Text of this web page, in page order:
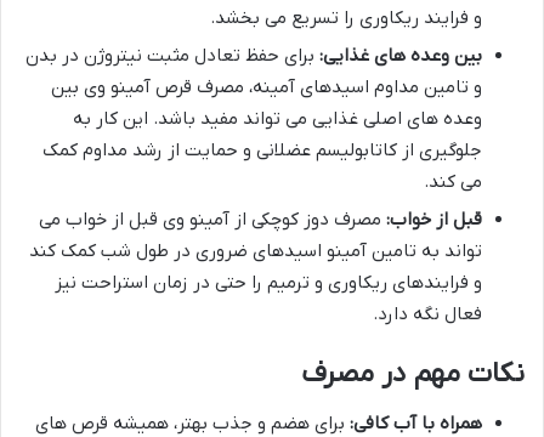
و فرایند ریکاوری را تسریع می بخشد.
بین وعده های غذایی: برای حفظ تعادل مثبت نیتروژن در بدن
و تامین مداوم اسیدهای آمینه، مصرف قرص آمینو وی بین
وعده های اصلی غذایی می تواند مفید باشد. این کار به
جلوگیری از کاتابولیسم عضلانی و حمایت از رشد مداوم کمک
می کند.
قبل از خواب: مصرف دوز کوچکی از آمینو وی قبل از خواب می
تواند به تامین آمینو اسیدهای ضروری در طول شب کمک کند
و فرایندهای ریکاوری و ترمیم را حتی در زمان استراحت نیز
فعال نگه دارد.
نکات مهم در مصرف
همراه با آب کافی: برای هضم و جذب بهتر، همیشه قرص های